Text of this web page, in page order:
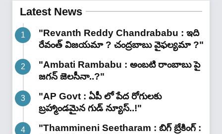
Latest News
"Revanth Reddy Chandrababu : ఇది
రేవంత్ విజయమా ? చంద్రబాబు వైఫల్యమా ?"
"Ambati Rambabu : అంబటి రాంబాబు పై
జగన్ జెలసీనా..?"
"AP Govt : ఏపీ లో పేద రోగులకు
బ్రహ్మాండమైన గుడ్ న్యూస్..!"
"Thammineni Seetharam : బిగ్ బ్రేకింగ్ :